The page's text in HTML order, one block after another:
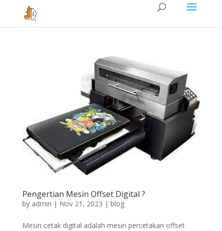
Pengertian Mesin Offset Digital ?
by admin | Nov 21, 2023 | blog
Mesin cetak digital adalah mesin percetakan offset